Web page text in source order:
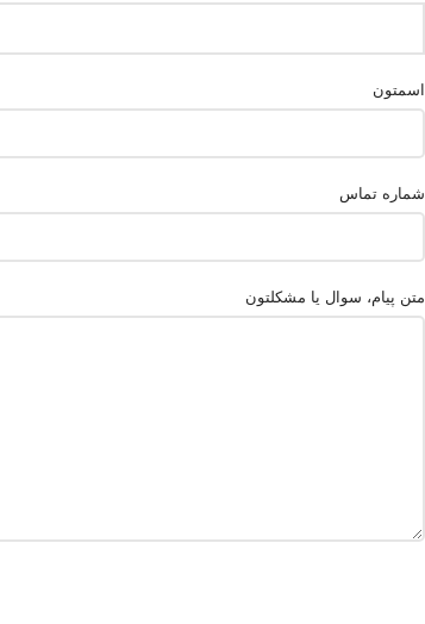
اسمتون
شماره تماس
متن پیام، سوال یا مشکلتون